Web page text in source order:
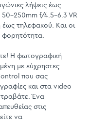
λήψεις έως
50-250mm f/4.5-6.3 VR
έως τηλεφακού. Και οι
φορητότητα.
Η φωτογραφική
με εύχρηστες
που σας
και στα video
Ένα
στις
να